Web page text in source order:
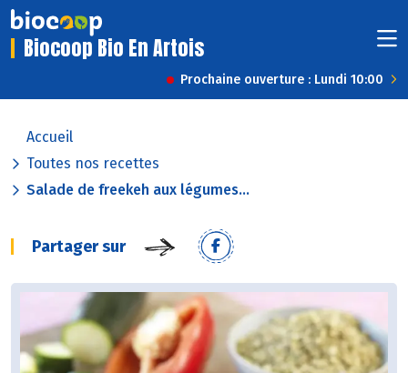
Biocoop Bio En Artois
Prochaine ouverture : Lundi 10:00
Accueil
Toutes nos recettes
Salade de freekeh aux légumes...
Partager sur